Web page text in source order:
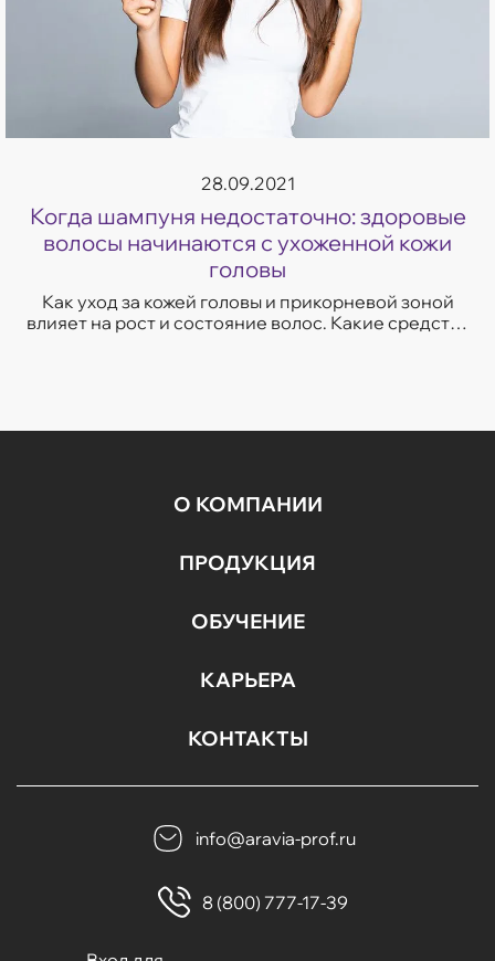
28.09.2021
Когда шампуня недостаточно: здоровые
волосы начинаются с ухоженной кожи
головы
Как уход за кожей головы и прикорневой зоной
влияет на рост и состояние волос. Какие средства
О КОМПАНИИ
ПРОДУКЦИЯ
ОБУЧЕНИЕ
КАРЬЕРА
КОНТАКТЫ
info@aravia-prof.ru
8 (800) 777-17-39